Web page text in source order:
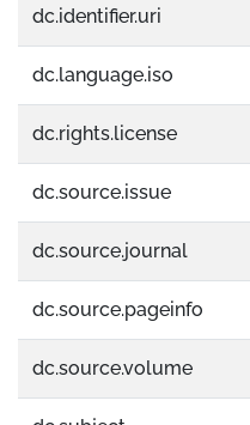
dc.identifier.uri
dc.language.iso
dc.rights.license
dc.source.issue
dc.source.journal
dc.source.pageinfo
dc.source.volume